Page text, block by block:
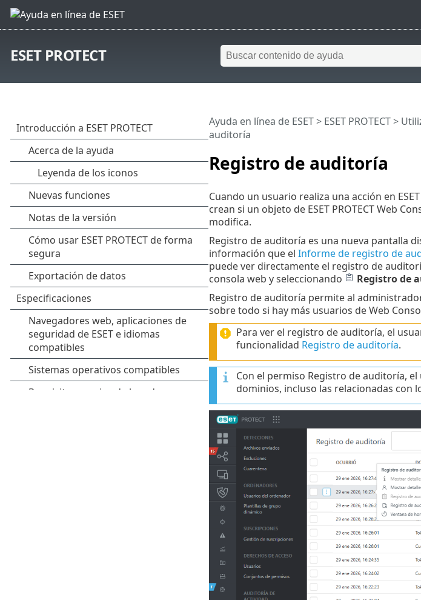
ESET PROTECT
Registro de auditoría
Ayuda en línea de ESET> ESET PROTECT>
auditoría
Cuando un usuario realiza una acción en
crean si un objeto de ESET PROTECT Web
modifica.
Registro de auditoría es una nueva pantalla
información que el Informe de registro de
puede ver directamente el registro de
consola web y seleccionando
Registro de
Registro de auditoría permite al administrador
sobre todo si hay más usuarios de Web
Para ver el registro de auditoría, el
funcionalidad Registro de auditoría.
Con el permiso Registro de auditoría,
dominios, incluso las relacionadas con